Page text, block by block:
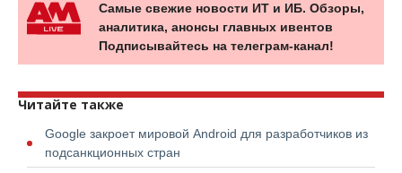
Самые свежие новости ИТ и ИБ. Обзоры,
аналитика, анонсы главных ивентов
Подписывайтесь на телеграм-канал!
Читайте также
Google закроет мировой Android для разработчиков из
подсанкционных стран